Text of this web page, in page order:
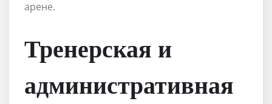
арене.
Тренерская и
административная